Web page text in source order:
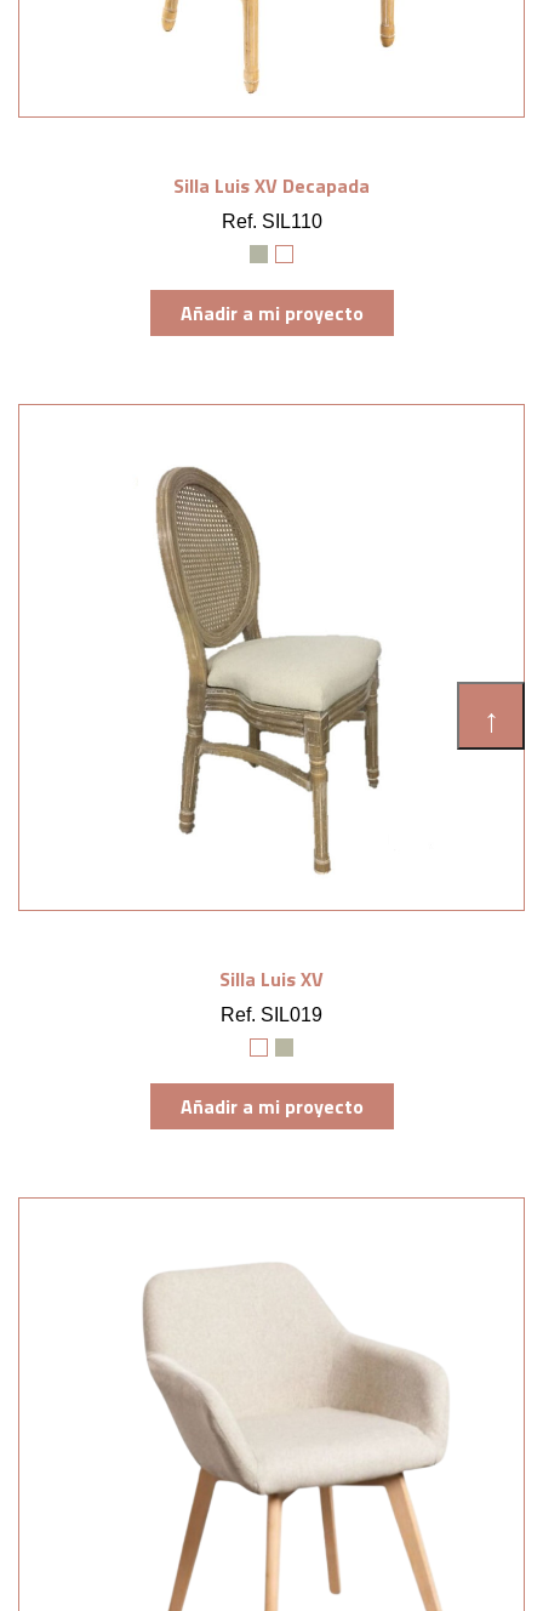
Silla Luis XV Decapada
Ref. SIL110
Añadir a mi proyecto
Silla Luis XV
Ref. SIL019
Añadir a mi proyecto
↑